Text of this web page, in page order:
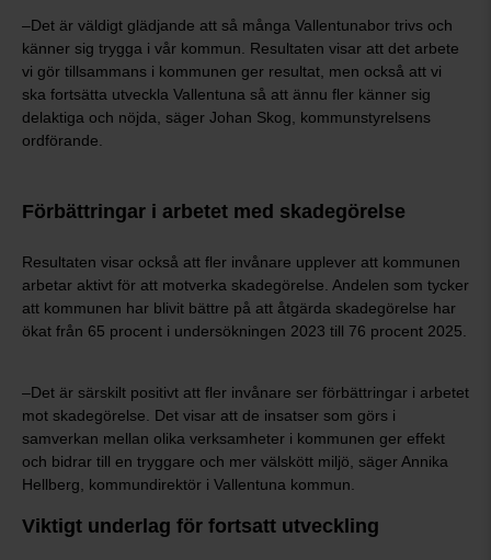
–Det är väldigt glädjande att så många Vallentunabor trivs och
känner sig trygga i vår kommun. Resultaten visar att det arbete
vi gör tillsammans i kommunen ger resultat, men också att vi
ska fortsätta utveckla Vallentuna så att ännu fler känner sig
delaktiga och nöjda, säger Johan Skog, kommunstyrelsens
ordförande.
Förbättringar i arbetet med skadegörelse
Resultaten visar också att fler invånare upplever att kommunen
arbetar aktivt för att motverka skadegörelse. Andelen som tycker
att kommunen har blivit bättre på att åtgärda skadegörelse har
ökat från 65 procent i undersökningen 2023 till 76 procent 2025.
–Det är särskilt positivt att fler invånare ser förbättringar i arbetet
mot skadegörelse. Det visar att de insatser som görs i
samverkan mellan olika verksamheter i kommunen ger effekt
och bidrar till en tryggare och mer välskött miljö, säger Annika
Hellberg, kommundirektör i Vallentuna kommun.
Viktigt underlag för fortsatt utveckling